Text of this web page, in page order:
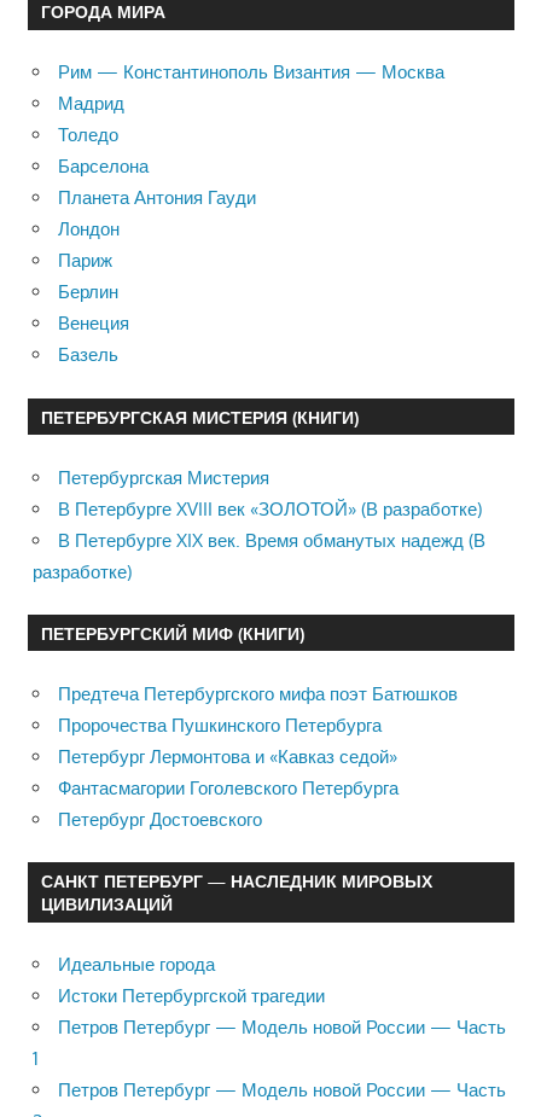
ГОРОДА МИРА
Рим — Константинополь Византия — Москва
Мадрид
Толедо
Барселона
Планета Антония Гауди
Лондон
Париж
Берлин
Венеция
Базель
ПЕТЕРБУРГСКАЯ МИСТЕРИЯ (КНИГИ)
Петербургская Мистерия
В Петербурге XVIII век «ЗОЛОТОЙ» (В разработке)
В Петербурге XIX век. Время обманутых надежд (В
разработке)
ПЕТЕРБУРГСКИЙ МИФ (КНИГИ)
Предтеча Петербургского мифа поэт Батюшков
Пророчества Пушкинского Петербурга
Петербург Лермонтова и «Кавказ седой»
Фантасмагории Гоголевского Петербурга
Петербург Достоевского
САНКТ ПЕТЕРБУРГ — НАСЛЕДНИК МИРОВЫХ
ЦИВИЛИЗАЦИЙ
Идеальные города
Истоки Петербургской трагедии
Петров Петербург — Модель новой России — Часть
1
Петров Петербург — Модель новой России — Часть